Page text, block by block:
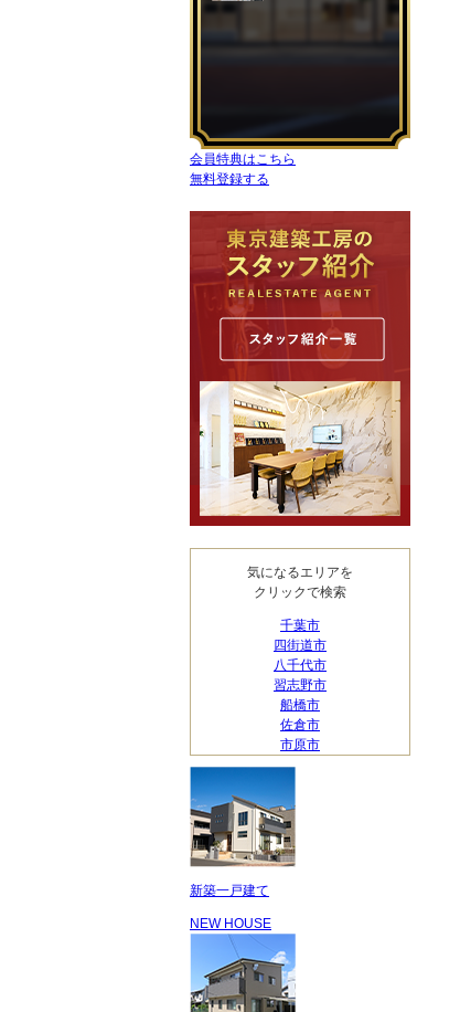
会員特典はこちら
無料登録する
気になるエリアを
クリックで検索
千葉市
四街道市
八千代市
習志野市
船橋市
佐倉市
市原市
新築一戸建て
NEW HOUSE